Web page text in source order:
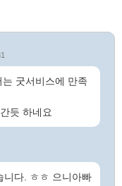
굿서비스에 만족
듯 하네요
니다. ㅎㅎ 으니아빠